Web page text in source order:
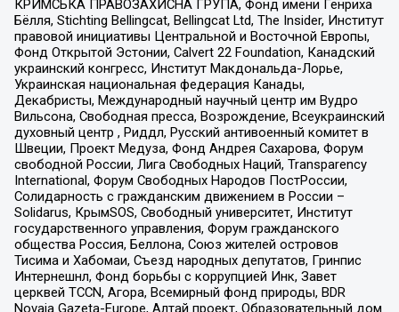
КРИМСЬКА ПРАВОЗАХИСНА ГРУПА, Фонд имени Генриха
Бёлля, Stichting Bellingcat, Bellingcat Ltd, The Insider, Институт
правовой инициативы Центральной и Восточной Европы,
Фонд Открытой Эстонии, Calvert 22 Foundation, Канадский
украинский конгресс, Институт Макдональда-Лорье,
Украинская национальная федерация Канады,
Декабристы, Международный научный центр им Вудро
Вильсона, Свободная пресса, Возрождение, Всеукраинский
духовный центр , Риддл, Русский антивоенный комитет в
Швеции, Проект Медуза, Фонд Андрея Сахарова, Форум
свободной России, Лига Свободных Наций, Transparеncy
International, Форум Свободных Народов ПостРоссии,
Солидарность с гражданским движением в России –
Solidarus, КрымSOS, Свободный университет, Институт
государственного управления, Форум гражданского
общества Россия, Беллона, Союз жителей островов
Тисима и Хабомаи, Съезд народных депутатов, Гринпис
Интернешнл, Фонд борьбы с коррупцией Инк, Завет
церквей TCCN, Агора, Всемирный фонд природы, BDR
Novaja Gazeta-Europe, Алтай проект, Образовательный дом